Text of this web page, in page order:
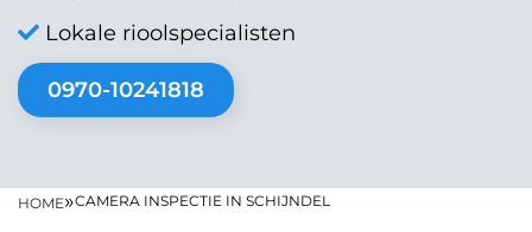
Lokale rioolspecialisten
0970-10241818
HOME»CAMERA INSPECTIE IN SCHIJNDEL